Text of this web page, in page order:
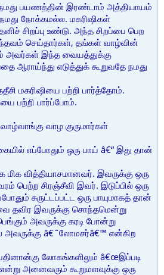
நமது பயணத்தின் இரண்டாம் அத்தியாயம்
நமது நோக்கமல்ல. மகரிஷிகள்
சிறப்பு உண்டு. அந்த சிறப்பை பெற
செய்தார்கள், தங்கள் வாழ்வின்
அவர்கள் இந்த வையத்துக்கு
ஆராய்ந்து எடுத்துக் கூறுவதே நமது
மகரிஷியை பற்றி பார்த்தோம்.
பற்றி பார்ப்போம்.
வாழ குருமார்கள்
எப்போதும் ஒரு பாய் â€“ இது தான்
மிக வித்தியாசமானவர். இவருக்கு ஒரு
பெற்ற சிரஞ்சீவி இவர். இடுப்பில் ஒரு
சுருட்டப்பட்ட ஒரு பாயுமாகத் தான்
தவிர இவருக்கு சொந்தமென்று
அவருக்கு கரடி போன்று
அவருக்கு â€˜லோமசர்â€™ என்கிற
லோகங்களிலும் â€œஇப்படி
அனைவரும் கூறுமளவுக்கு ஒரு